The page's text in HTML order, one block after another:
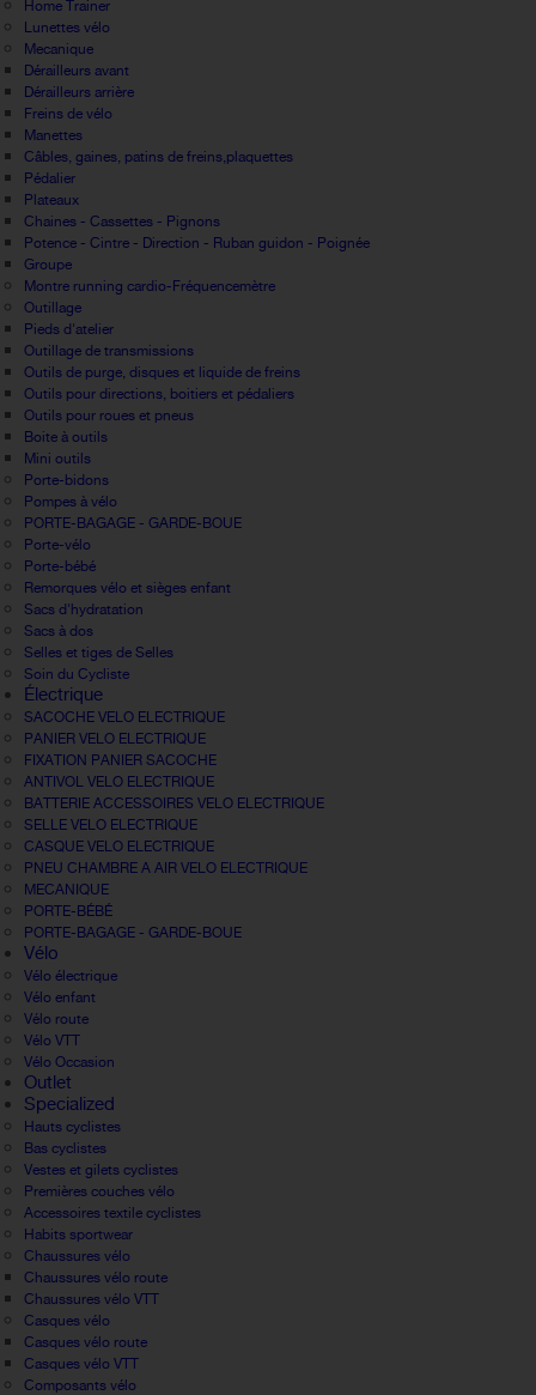
Home Trainer
Lunettes vélo
Mecanique
Dérailleurs avant
Dérailleurs arrière
Freins de vélo
Manettes
Câbles, gaines, patins de freins,plaquettes
Pédalier
Plateaux
Chaines - Cassettes - Pignons
Potence - Cintre - Direction - Ruban guidon - Poignée
Groupe
Montre running cardio-Fréquencemètre
Outillage
Pieds d'atelier
Outillage de transmissions
Outils de purge, disques et liquide de freins
Outils pour directions, boitiers et pédaliers
Outils pour roues et pneus
Boite à outils
Mini outils
Porte-bidons
Pompes à vélo
PORTE-BAGAGE - GARDE-BOUE
Porte-vélo
Porte-bébé
Remorques vélo et sièges enfant
Sacs d'hydratation
Sacs à dos
Selles et tiges de Selles
Soin du Cycliste
Électrique
SACOCHE VELO ELECTRIQUE
PANIER VELO ELECTRIQUE
FIXATION PANIER SACOCHE
ANTIVOL VELO ELECTRIQUE
BATTERIE ACCESSOIRES VELO ELECTRIQUE
SELLE VELO ELECTRIQUE
CASQUE VELO ELECTRIQUE
PNEU CHAMBRE A AIR VELO ELECTRIQUE
MECANIQUE
PORTE-BÉBÉ
PORTE-BAGAGE - GARDE-BOUE
Vélo
Vélo électrique
Vélo enfant
Vélo route
Vélo VTT
Vélo Occasion
Outlet
Specialized
Hauts cyclistes
Bas cyclistes
Vestes et gilets cyclistes
Premières couches vélo
Accessoires textile cyclistes
Habits sportwear
Chaussures vélo
Chaussures vélo route
Chaussures vélo VTT
Casques vélo
Casques vélo route
Casques vélo VTT
Composants vélo